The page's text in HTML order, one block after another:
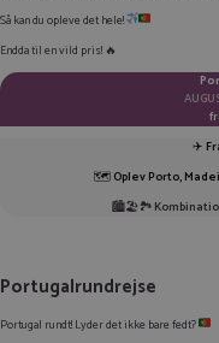
Så kan du opleve det hele!
Endda til en vild pris! 🔥
✈️
🗺️Oplev Porto,
🏙️🏖️🏞️
Portugalrundrejse
Portugal rundt! Lyder det ikke bare fedt?